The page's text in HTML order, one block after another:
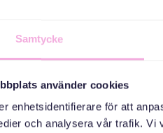
Samtycke
använder cookies
enhetsidentifierare för att
och analysera vår trafik. Vi
tur på museet, där vi
måla med ätbara färger – en rolig
med barn upp